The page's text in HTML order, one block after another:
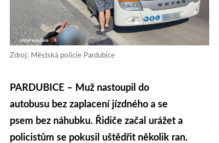
Zdroj: Městská policie Pardubice
PARDUBICE – Muž nastoupil do
autobusu bez zaplacení jízdného a se
psem bez náhubku. Řidiče začal urážet a
policistům se pokusil uštědřit několik ran.